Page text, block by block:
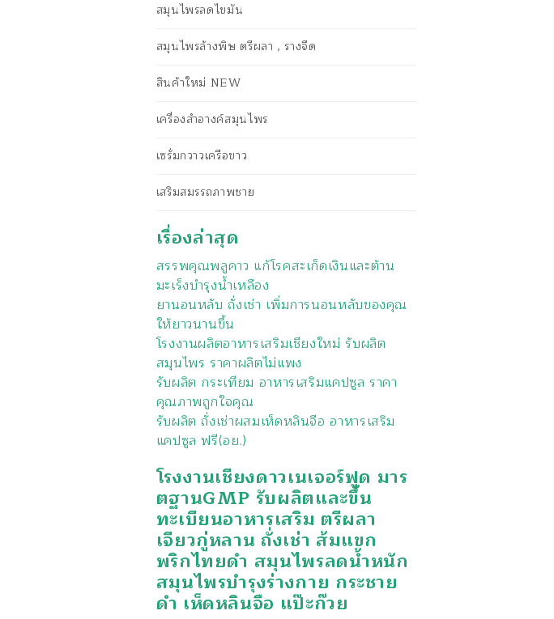
สมุนไพรลดไขมัน
สมุนไพรล้างพิษ ตรีผลา , รางจืด
สินค้าใหม่ NEW
เครื่องสำอางค์สมุนไพร
เซรั่มกวาวเครือขาว
เสริมสมรรถภาพชาย
เรื่องล่าสุด
สรรพคุณพลูคาว แก้โรคสะเก็ดเงินและต้าน
มะเร็งบำรุงน้ำเหลือง
ยานอนหลับ ถั่งเช่า เพิ่มการนอนหลับของคุณ
ให้ยาวนานขึ้น
โรงงานผลิตอาหารเสริมเชียงใหม่ รับผลิต
สมุนไพร ราคาผลิตไม่แพง
รับผลิต กระเทียม อาหารเสริมแคปซูล ราคา
คุณภาพถูกใจคุณ
รับผลิต ถั่งเช่าผสมเห็ดหลินจือ อาหารเสริม
แคปซูล ฟรี(อย.)
โรงงานเชียงดาวเนเจอร์ฟูด มาร
ตฐานGMP รับผลิตและขึ้น
ทะเบียนอาหารเสริม ตรีผลา
เจียวกู่หลาน ถั่งเช่า ส้มแขก
พริกไทยดำ สมุนไพรลดน้ำหนัก
สมุนไพรบำรุงร่างกาย กระชาย
ดำ เห็ดหลินจือ แป๊ะก๊วย